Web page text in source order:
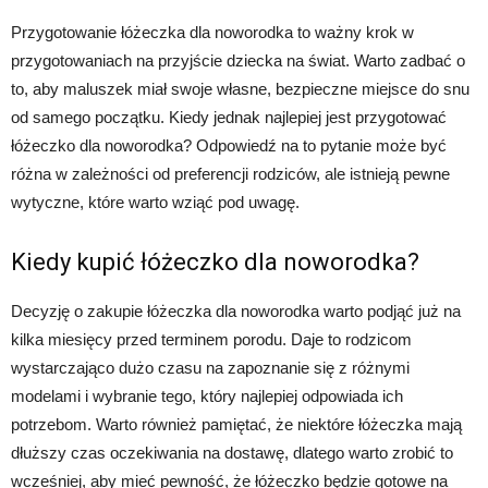
Przygotowanie łóżeczka dla noworodka to ważny krok w
przygotowaniach na przyjście dziecka na świat. Warto zadbać o
to, aby maluszek miał swoje własne, bezpieczne miejsce do snu
od samego początku. Kiedy jednak najlepiej jest przygotować
łóżeczko dla noworodka? Odpowiedź na to pytanie może być
różna w zależności od preferencji rodziców, ale istnieją pewne
wytyczne, które warto wziąć pod uwagę.
Kiedy kupić łóżeczko dla noworodka?
Decyzję o zakupie łóżeczka dla noworodka warto podjąć już na
kilka miesięcy przed terminem porodu. Daje to rodzicom
wystarczająco dużo czasu na zapoznanie się z różnymi
modelami i wybranie tego, który najlepiej odpowiada ich
potrzebom. Warto również pamiętać, że niektóre łóżeczka mają
dłuższy czas oczekiwania na dostawę, dlatego warto zrobić to
wcześniej, aby mieć pewność, że łóżeczko będzie gotowe na